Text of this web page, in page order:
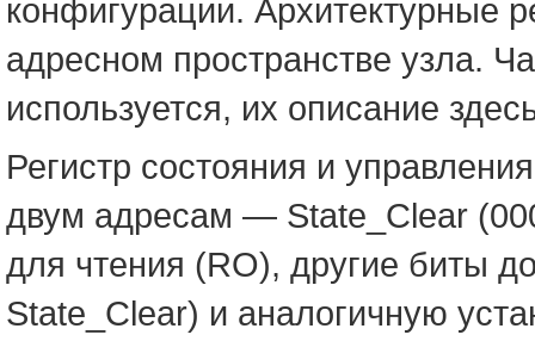
конфигурации. Архитектурные
адресном пространстве узла.
используется, их описание
Регистр состояния и
двум адресам — State_Clear
для чтения (RO), другие биты
State_Clear) и аналогичную